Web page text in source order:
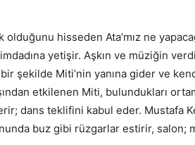
olduğunu hisseden Ata’mız ne
yetişir. Aşkın ve müziğin
şekilde Miti’nin yanına gider ve
etkilenen Miti, bulundukları
dans teklifini kabul eder. Mustafa
buz gibi rüzgarlar estirir, salon;